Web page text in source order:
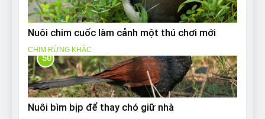
Nuôi chim cuốc làm cảnh một thú chơi mới
CHIM RỪNG KHÁC
50
Nuôi bìm bịp để thay chó giữ nhà